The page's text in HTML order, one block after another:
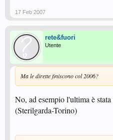
17 Feb 2007
rete&fuori
Utente
Ma le dirette finiscono col 2006?
No, ad esempio l'ultima è
(Sterilgarda-Torino)